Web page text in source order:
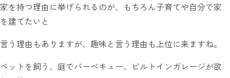
家を持つ理由に挙げられるのが、もちろん子育てや自分で家
を建てたいと
言う理由もありますが、趣味と言う理由も上位に来ますね。
ペットを飼う、庭でバーベキュー、ビルトインガレージが欲